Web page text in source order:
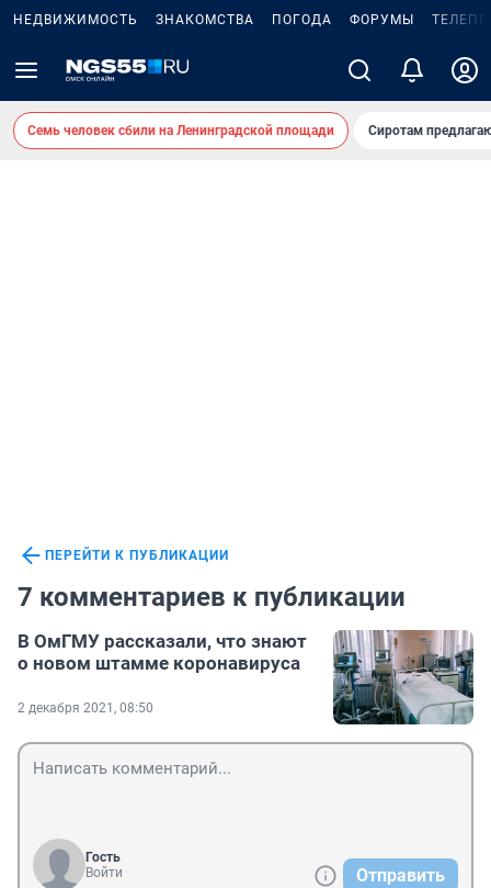
НЕДВИЖИМОСТЬ ЗНАКОМСТВА ПОГОДА ФОРУМЫ
Семь человек сбили на Ленинградской площади Сиротам
ПЕРЕЙТИ К ПУБЛИКАЦИИ
7 комментариев к публикации
В ОмГМУ рассказали, что знают
о новом штамме коронавируса
2 декабря 2021, 08:50
Гость
Войти
Отправить